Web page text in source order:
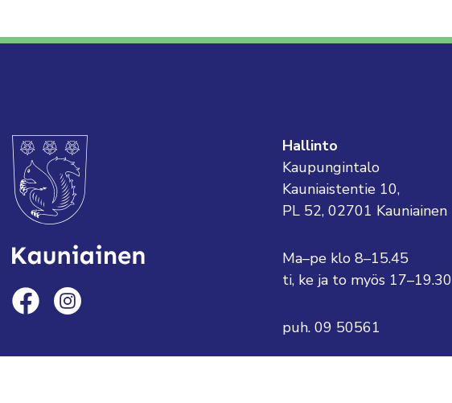
Hallinto
Kaupungintalo
Kauniaistentie 10,
PL 52, 02701 Kauniainen
Ma–pe klo 8–15.45
ti, ke ja to myös 17–19.30
puh. 09 50561